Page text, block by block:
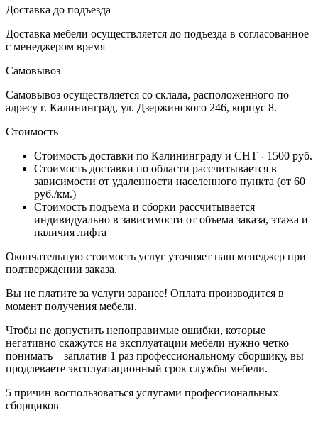
Доставка до подъезда
Доставка мебели осуществляется до подъезда в согласованное
с менеджером время
Самовывоз
Самовывоз осуществляется со склада, расположенного по
адресу г. Калининград, ул. Дзержинского 246, корпус 8.
Стоимость
Стоимость доставки по Калининграду и СНТ - 1500 руб.
Стоимость доставки по области рассчитывается в
зависимости от удаленности населенного пункта (от 60
руб./км.)
Стоимость подъема и сборки рассчитывается
индивидуально в зависимости от объема заказа, этажа и
наличия лифта
Окончательную стоимость услуг уточняет наш менеджер при
подтверждении заказа.
Вы не платите за услуги заранее! Оплата производится в
момент получения мебели.
Чтобы не допустить непоправимые ошибки, которые
негативно скажутся на эксплуатации мебели нужно четко
понимать – заплатив 1 раз профессиональному сборщику, вы
продлеваете эксплуатационный срок службы мебели.
5 причин воспользоваться услугами профессиональных
сборщиков